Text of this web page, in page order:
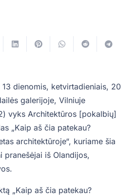
13 dienomis, ketvirtadieniais, 20
galerijoje, Vilniuje
vyks Architektūros [pokalbių]
„Kaip aš čia patekau?
architektūroje“, kuriame šia
pranešėjai iš Olandijos,
„Kaip aš čia patekau?